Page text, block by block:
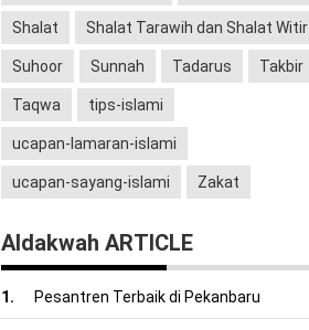
Shalat Shalat Tarawih dan Shalat Witir
Suhoor Sunnah Tadarus Takbir
Taqwa tips-islami
ucapan-lamaran-islami
ucapan-sayang-islami Zakat
Aldakwah ARTICLE
Pesantren Terbaik di Pekanbaru